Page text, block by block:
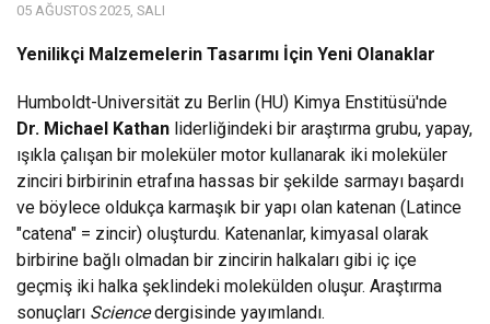
05 AĞUSTOS 2025, SALI
Yenilikçi Malzemelerin Tasarımı İçin Yeni Olanaklar
Humboldt-Universität zu Berlin (HU) Kimya Enstitüsü'nde
Dr. Michael Kathan liderliğindeki bir araştırma grubu, yapay,
ışıkla çalışan bir moleküler motor kullanarak iki moleküler
zinciri birbirinin etrafına hassas bir şekilde sarmayı başardı
ve böylece oldukça karmaşık bir yapı olan katenan (Latince
"catena" = zincir) oluşturdu. Katenanlar, kimyasal olarak
birbirine bağlı olmadan bir zincirin halkaları gibi iç içe
geçmiş iki halka şeklindeki molekülden oluşur. Araştırma
sonuçları Sciencedergisinde yayımlandı.